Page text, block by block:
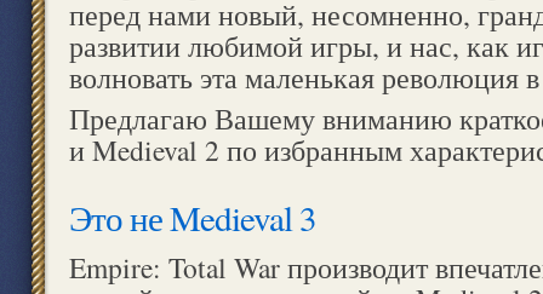
перед нами новый, несомненно,
развитии любимой игры, и нас, как
волновать эта маленькая революция
Предлагаю Вашему вниманию
и Medieval 2 по избранным
Это не Medieval 3
Empire: Total War производит